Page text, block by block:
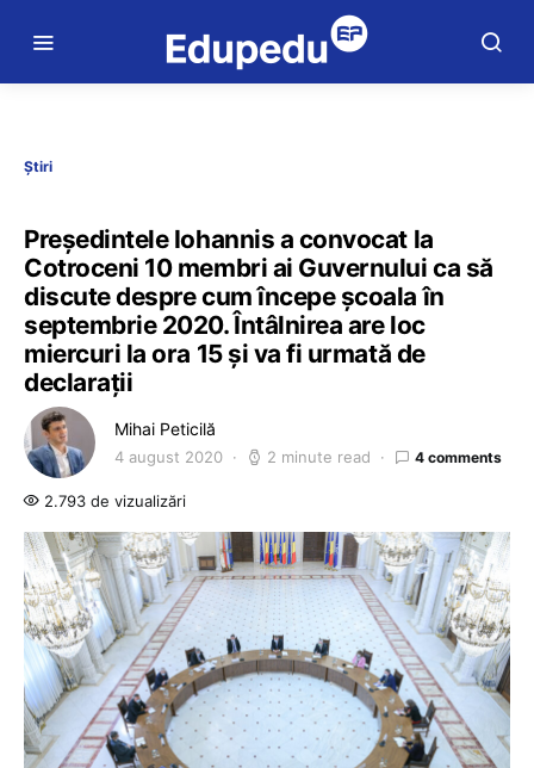
Știri
Președintele Iohannis a convocat la
Cotroceni 10 membri ai Guvernului ca să
discute despre cum începe școala în
septembrie 2020. Întâlnirea are loc
miercuri la ora 15 și va fi urmată de
declarații
Mihai Peticilă
4 august 2020 2 minute read 4 comments
2.793 de vizualizări